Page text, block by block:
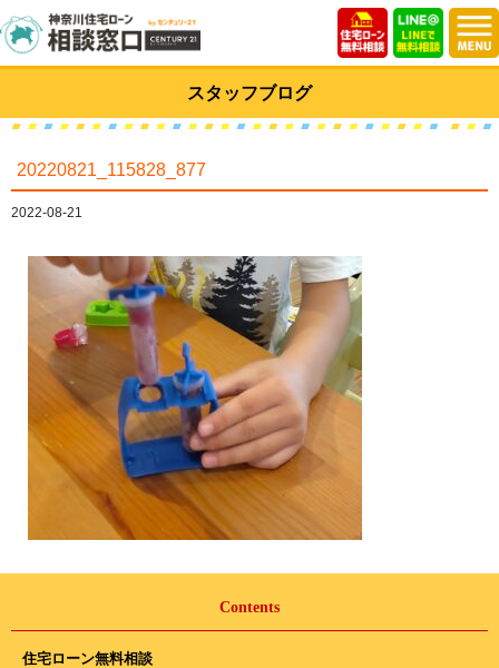
スタッフブログ
20220821_115828_877
2022-08-21
Contents
住宅ローン無料相談